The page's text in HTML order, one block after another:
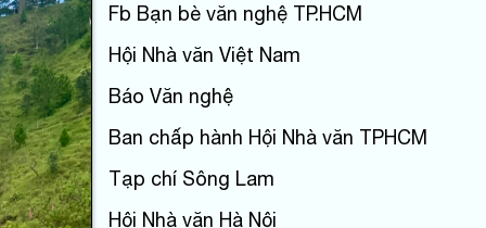
Fb Bạn bè văn nghệ TP.HCM
Hội Nhà văn Việt Nam
Báo Văn nghệ
Ban chấp hành Hội Nhà văn TPHCM
Tạp chí Sông Lam
Hội Nhà văn Hà Nội